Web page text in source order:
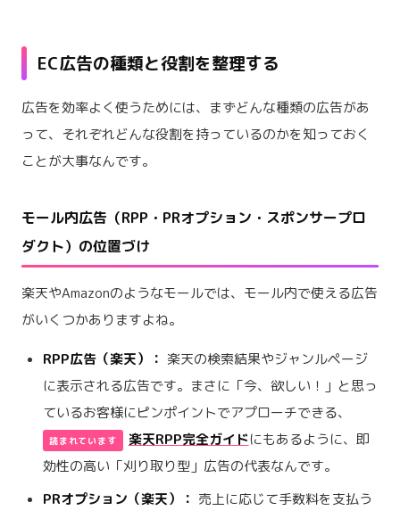
EC広告の種類と役割を整理する
広告を効率よく使うためには、まずどんな種類の広告があ
って、それぞれどんな役割を持っているのかを知っておく
ことが大事なんです。
モール内広告（RPP・PRオプション・スポンサープロ
ダクト）の位置づけ
楽天やAmazonのようなモールでは、モール内で使える広告
がいくつかありますよね。
RPP広告（楽天）： 楽天の検索結果やジャンルページ
に表示される広告です。まさに「今、欲しい！」と思っ
ているお客様にピンポイントでアプローチできる、
楽天RPP完全ガイドにもあるように、即
効性の高い「刈り取り型」広告の代表なんです。
PRオプション（楽天）： 売上に応じて手数料を支払う